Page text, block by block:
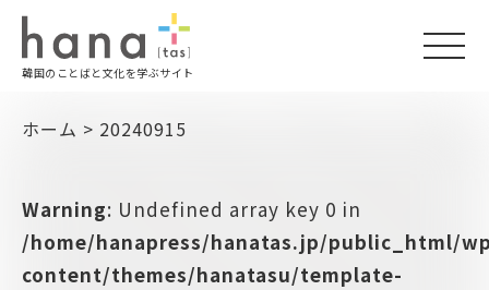
韓国のことばと文化を学ぶサイト
ホーム > 20240915
Warning: Undefined array key 0 in
/home/hanapress/hanatas.jp/public_html/
content/themes/hanatasu/template-